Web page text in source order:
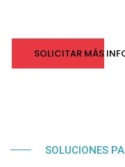
SOLICITAR MÁS
SOLUCIONES